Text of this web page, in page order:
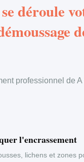
déroule
professionnel de A
l'encrassement
lichens et zones